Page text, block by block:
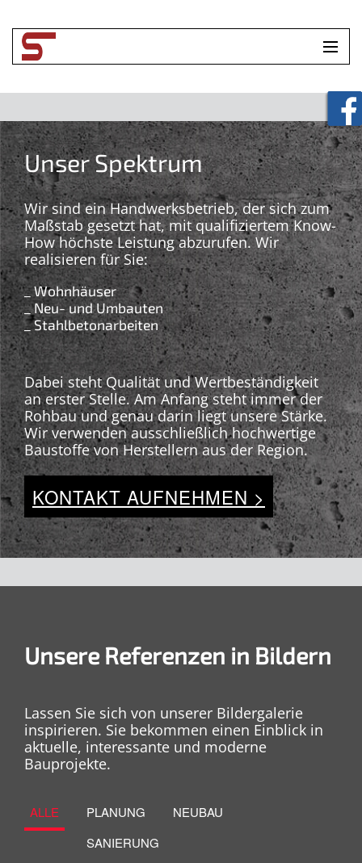
UNTERNEHMEN
LEISTUNGEN
TOOLBOX
KONTAKT
Unser Spektrum
Wir sind ein Handwerksbetrieb, der sich zum
Maßstab gesetzt hat, mit qualifiziertem Know-
How höchste Leistung abzurufen. Wir
realisieren für Sie:
_ Wohnhäuser
_ Neu- und Umbauten
_ Stahlbetonarbeiten
Dabei steht Qualität und Wertbeständigkeit
an erster Stelle. Am Anfang steht immer der
Rohbau und genau darin liegt unsere Stärke.
Wir verwenden ausschließlich hochwertige
Baustoffe von Herstellern aus der Region.
KONTAKT AUFNEHMEN >
Unsere Referenzen in Bildern
Lassen Sie sich von unserer Bildergalerie
inspirieren. Sie bekommen einen Einblick in
aktuelle, interessante und moderne
Bauprojekte.
ALLE PLANUNG
NEUBAU
SANIERUNG